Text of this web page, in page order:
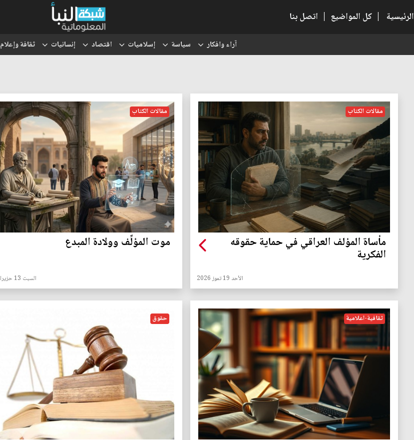
الرئيسية | كل المواضيع | اتصل بنا
آراء وافكار سياسة إسلاميات اقتصاد إنسانيات ثقافة وإعلام
مقالات الكتاب
مأساة المؤلف العراقي في حماية حقوقه
الفكرية
الأحد 19 تموز 2026
مقالات الكتاب
موت المؤلِّف وولادة المبدع
السبت 13 حزيران 2026
ثقافية-اعلامية حقوق